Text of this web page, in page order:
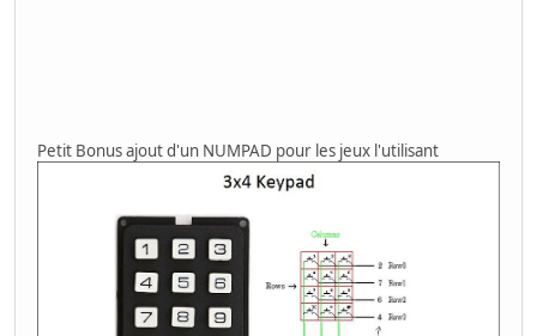
Petit Bonus ajout d'un NUMPAD pour les jeux l'utilisant